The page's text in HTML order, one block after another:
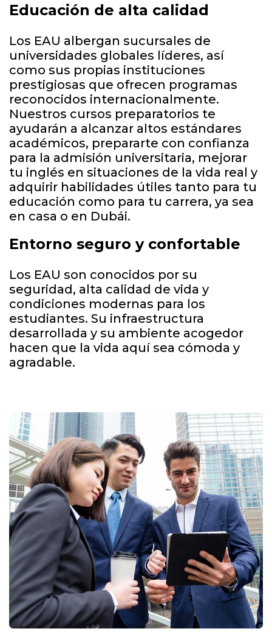
Educación de alta calidad
Los EAU albergan sucursales de
universidades globales líderes, así
como sus propias instituciones
prestigiosas que ofrecen programas
reconocidos internacionalmente.
Nuestros cursos preparatorios te
ayudarán a alcanzar altos estándares
académicos, prepararte con confianza
para la admisión universitaria, mejorar
tu inglés en situaciones de la vida real y
adquirir habilidades útiles tanto para tu
educación como para tu carrera, ya sea
en casa o en Dubái.
Entorno seguro y confortable
Los EAU son conocidos por su
seguridad, alta calidad de vida y
condiciones modernas para los
estudiantes. Su infraestructura
desarrollada y su ambiente acogedor
hacen que la vida aquí sea cómoda y
agradable.